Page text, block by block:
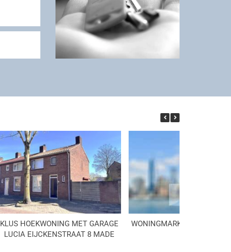
KLUS HOEKWONING MET GARAGE
LUCIA EIJCKENSTRAAT 8 MADE
WONINGMARKT